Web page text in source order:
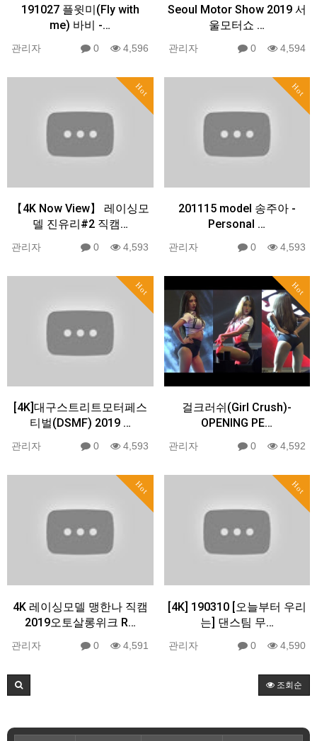
191027 플윗미(Fly with
me) 바비 -…
관리자 0 4,596
Seoul Motor Show 2019 서
울모터쇼 …
관리자 0 4,594
Hot
【4K Now View】 레이싱모
델 진유리#2 직캠…
관리자 0 4,593
Hot
201115 model 송주아 -
Personal …
관리자 0 4,593
Hot
[4K]대구스트리트모터페스
티벌(DSMF) 2019 …
관리자 0 4,593
Hot
걸크러쉬(Girl Crush)-
OPENING PE…
관리자 0 4,592
Hot
4K 레이싱모델 맹한나 직캠
2019오토살롱위크 R…
관리자 0 4,591
Hot
[4K] 190310 [오늘부터 우리
는] 댄스팀 무…
관리자 0 4,590
조회순